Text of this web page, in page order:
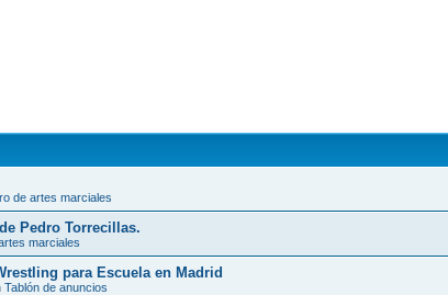
de artes marciales
Pedro Torrecillas.
marciales
para Escuela en Madrid
Tablón de anuncios